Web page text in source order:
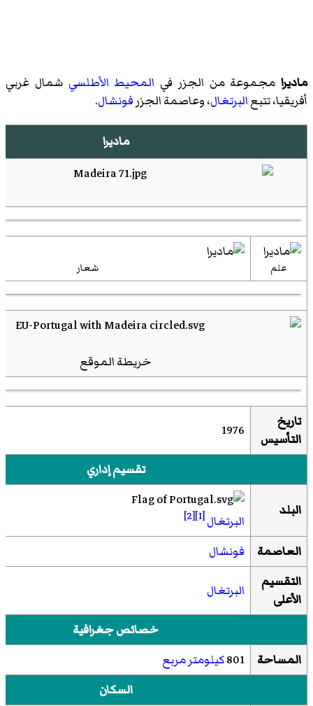
ماديرا مجموعة من الجزر في المحيط الأطلسي شمال غربي
أفريقيا، تتبعالبرتغال، وعاصمة الجزر فونشال.
ماديرا
علم شعار
خريطة الموقع
تاريخ
التأسيس
1976
تقسيم إداري
البلد
البرتغال[1]
[2]
العاصمة
فونشال
التقسيم
الأعلى
البرتغال
خصائص جغرافية
المساحة
801كيلومتر مربع
السكان